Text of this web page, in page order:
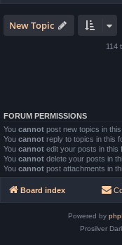
New Topic
114
FORUM PERMISSIONS
You cannot post new topics in
You cannot reply to topics in this
You cannot edit your posts in this
You cannot delete your posts in
You cannot post attachments in
Board index
Powered by
Prosilver